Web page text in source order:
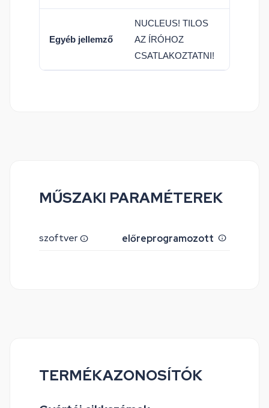
Egyéb jellemző
NUCLEUS! TILOS
AZ ÍRÓHOZ
CSATLAKOZTATNI!
MŰSZAKI PARAMÉTEREK
szoftver előreprogramozott
TERMÉKAZONOSÍTÓK